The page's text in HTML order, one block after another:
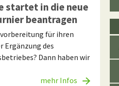
startet in die neue
beantragen
für ihren
Ergänzung des
Dann haben wir
mehr Infos